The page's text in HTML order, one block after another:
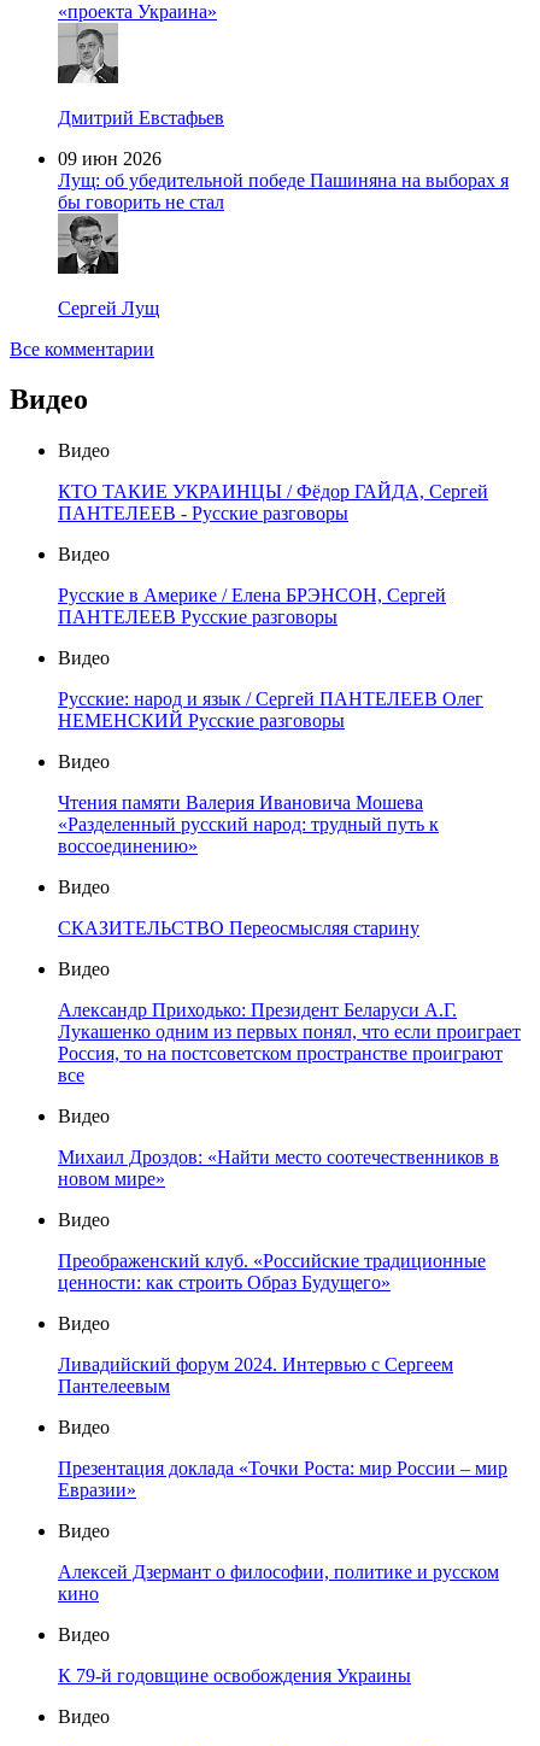
«проекта Украина»
Дмитрий Евстафьев
09 июн 2026
Лущ: об убедительной победе Пашиняна на выборах я
бы говорить не стал
Сергей Лущ
Все комментарии
Видео
Видео
КТО ТАКИЕ УКРАИНЦЫ / Фёдор ГАЙДА, Сергей
ПАНТЕЛЕЕВ - Русские разговоры
Видео
Русские в Америке / Елена БРЭНСОН, Сергей
ПАНТЕЛЕЕВ Русские разговоры
Видео
Русские: народ и язык / Сергей ПАНТЕЛЕЕВ Олег
НЕМЕНСКИЙ Русские разговоры
Видео
Чтения памяти Валерия Ивановича Мошева
«Разделенный русский народ: трудный путь к
воссоединению»
Видео
СКАЗИТЕЛЬСТВО Переосмысляя старину
Видео
Александр Приходько: Президент Беларуси А.Г.
Лукашенко одним из первых понял, что если проиграет
Россия, то на постсоветском пространстве проиграют
все
Видео
Михаил Дроздов: «Найти место соотечественников в
новом мире»
Видео
Преображенский клуб. «Российские традиционные
ценности: как строить Образ Будущего»
Видео
Ливадийский форум 2024. Интервью с Сергеем
Пантелеевым
Видео
Презентация доклада «Точки Роста: мир России – мир
Евразии»
Видео
Алексей Дзермант о философии, политике и русском
кино
Видео
К 79-й годовщине освобождения Украины
Видео